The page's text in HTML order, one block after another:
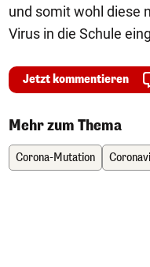
und somit wohl diese
Virus in die Schule
Jetzt kommentieren
Mehr zum Thema
Corona-Mutation